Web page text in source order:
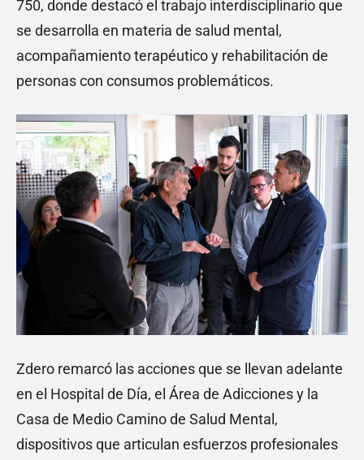
750, donde destacó el trabajo interdisciplinario que
se desarrolla en materia de salud mental,
acompañamiento terapéutico y rehabilitación de
personas con consumos problemáticos.
Zdero remarcó las acciones que se llevan adelante
en el Hospital de Día, el Área de Adicciones y la
Casa de Medio Camino de Salud Mental,
dispositivos que articulan esfuerzos profesionales